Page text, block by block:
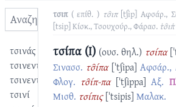
τσινάς
τσινεντίζω
τσινεντίρ
τσινί
τσιπ ( επίθ. ) τσ̑ιπ [tʃip] Αφσάρ.,
[tsip] Κίσκ., Τσουχούρ., Φάρασ. τ͑σ̑ιπ͑
τσίπα (I) (ουσ. θηλ.) τσίπα
Σινασσ. τσ̑ίπα [ˈtʃipa] Αφσάρ.,
Φλογ. τσ̑ίπ-πα [ˈtʃippa] Αξ.
Μισθ. τσίπις [ˈtsipis] Μαλακ.